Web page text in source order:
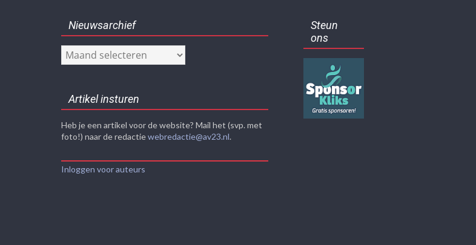
Nieuwsarchief
Nieuwsarchief
Artikel insturen
Heb je een artikel voor de website? Mail het (svp. met
foto!) naar de redactiewebredactie@av23.nl.
Inloggen voor auteurs
Steun
ons